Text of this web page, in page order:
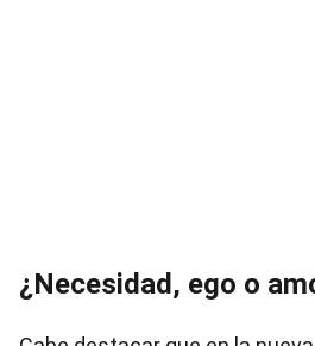
¿Necesidad, ego o